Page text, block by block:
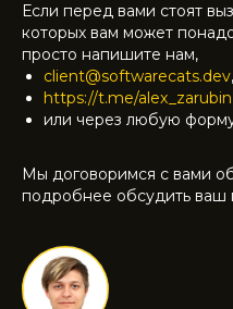
Если перед вами стоят
которых вам может
просто напишите нам,
client@softwarecats.dev,
https://t.me/alex_zarubin
или через любую
Мы договоримся с вами
подробнее обсудить ваш